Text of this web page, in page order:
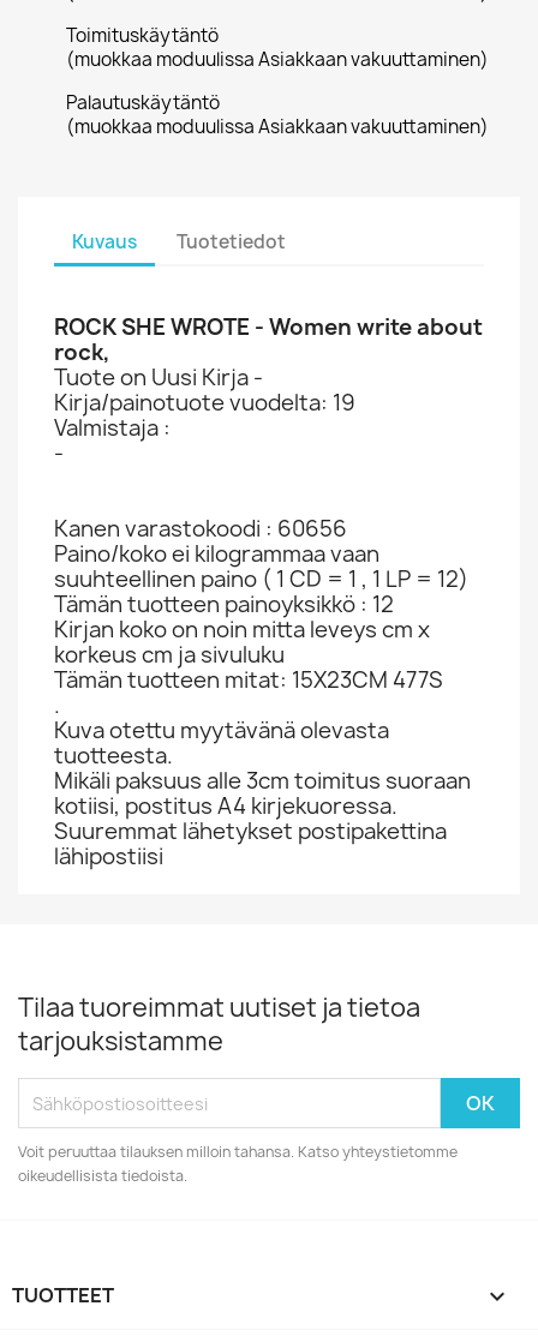
Toimituskäytäntö
(muokkaa moduulissa Asiakkaan vakuuttaminen)
Palautuskäytäntö
(muokkaa moduulissa Asiakkaan vakuuttaminen)
Kuvaus Tuotetiedot
ROCK SHE WROTE - Women write about
rock,
Tuote on Uusi Kirja -
Kirja/painotuote vuodelta: 19
Valmistaja :
-
Kanen varastokoodi : 60656
Paino/koko ei kilogrammaa vaan
suuhteellinen paino ( 1 CD = 1 , 1 LP = 12)
Tämän tuotteen painoyksikkö : 12
Kirjan koko on noin mitta leveys cm x
korkeus cm ja sivuluku
Tämän tuotteen mitat: 15X23CM 477S
.
Kuva otettu myytävänä olevasta
tuotteesta.
Mikäli paksuus alle 3cm toimitus suoraan
kotiisi, postitus A4 kirjekuoressa.
Suuremmat lähetykset postipakettina
lähipostiisi
Tilaa tuoreimmat uutiset ja tietoa
tarjouksistamme
Voit peruuttaa tilauksen milloin tahansa. Katso yhteystietomme
oikeudellisista tiedoista.
TUOTTEET 